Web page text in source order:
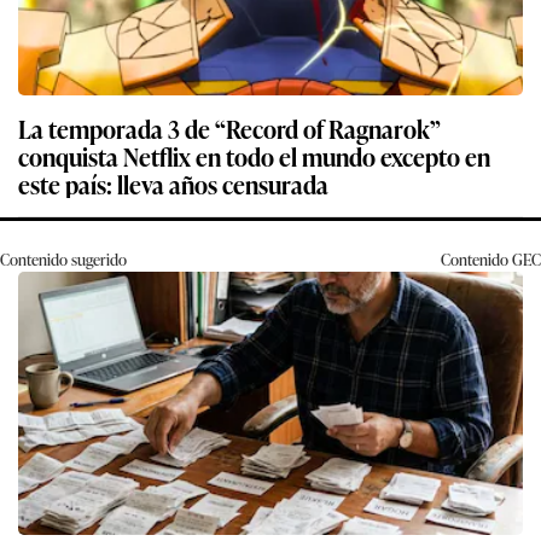
La temporada 3 de “Record of Ragnarok”
conquista Netflix en todo el mundo excepto en
este país: lleva años censurada
Contenido sugerido ContenidoGEC